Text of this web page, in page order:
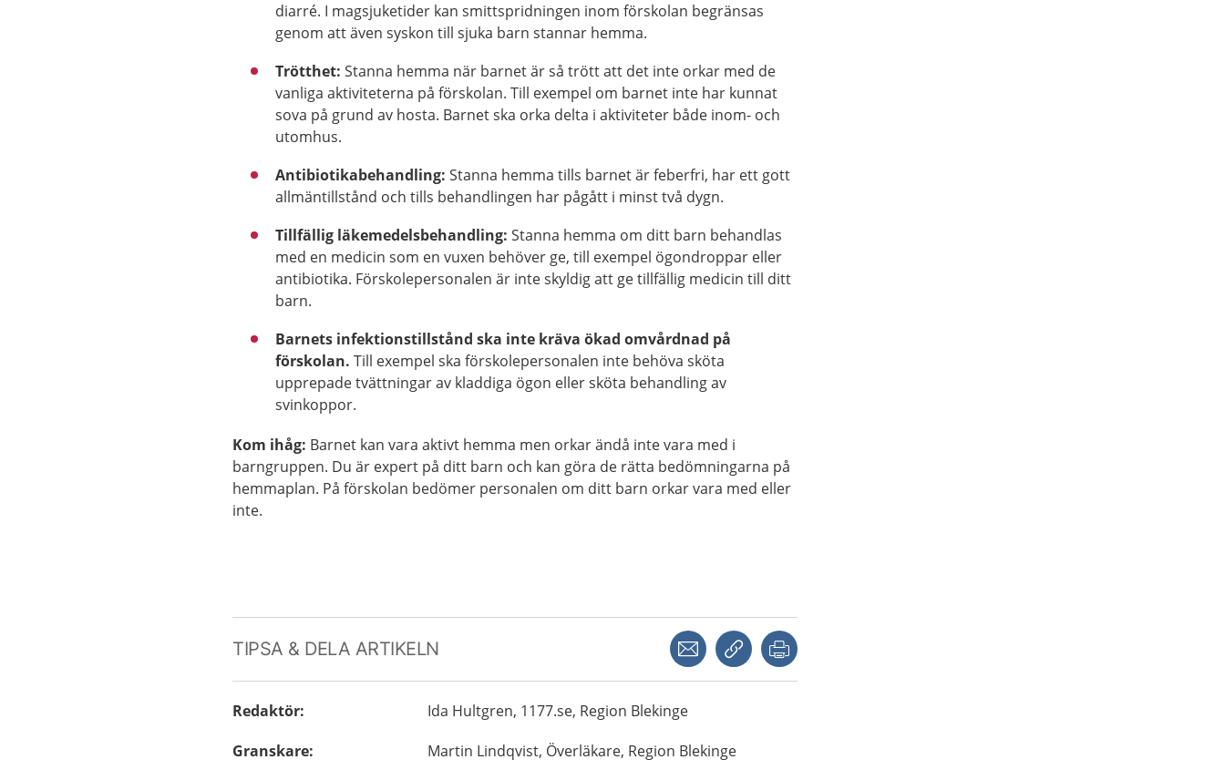
diarré. I magsjuketider kan smittspridningen inom förskolan begränsas
genom att även syskon till sjuka barn stannar hemma.
Trötthet: Stanna hemma när barnet är så trött att det inte orkar med de
vanliga aktiviteterna på förskolan. Till exempel om barnet inte har kunnat
sova på grund av hosta. Barnet ska orka delta i aktiviteter både inom- och
utomhus.
Antibiotikabehandling: Stanna hemma tills barnet är feberfri, har ett gott
allmäntillstånd och tills behandlingen har pågått i minst två dygn.
Tillfällig läkemedelsbehandling: Stanna hemma om ditt barn behandlas
med en medicin som en vuxen behöver ge, till exempel ögondroppar eller
antibiotika. Förskolepersonalen är inte skyldig att ge tillfällig medicin till ditt
barn.
Barnets infektionstillstånd ska inte kräva ökad omvårdnad på
förskolan. Till exempel ska förskolepersonalen inte behöva sköta
upprepade tvättningar av kladdiga ögon eller sköta behandling av
svinkoppor.
Kom ihåg: Barnet kan vara aktivt hemma men orkar ändå inte vara med i
barngruppen. Du är expert på ditt barn och kan göra de rätta bedömningarna på
hemmaplan. På förskolan bedömer personalen om ditt barn orkar vara med eller
inte.
TIPSA & DELA ARTIKELN Dela via mejlKopiera länk
Redaktör: Ida Hultgren, 1177.se, Region Blekinge
Granskare: Martin Lindqvist, Överläkare, Region Blekinge